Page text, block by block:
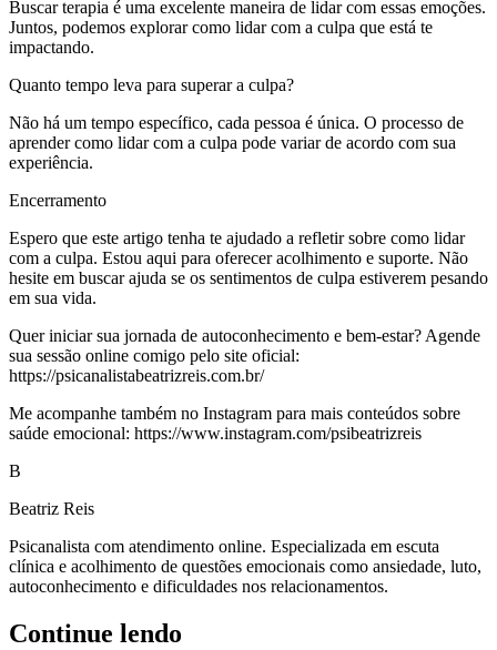
Buscar terapia é uma excelente maneira de lidar com essas emoções.
Juntos, podemos explorar como lidar com a culpa que está te
impactando.
Quanto tempo leva para superar a culpa?
Não há um tempo específico, cada pessoa é única. O processo de
aprender como lidar com a culpa pode variar de acordo com sua
experiência.
Encerramento
Espero que este artigo tenha te ajudado a refletir sobre como lidar
com a culpa. Estou aqui para oferecer acolhimento e suporte. Não
hesite em buscar ajuda se os sentimentos de culpa estiverem pesando
em sua vida.
Quer iniciar sua jornada de autoconhecimento e bem-estar? Agende
sua sessão online comigo pelo site oficial:
https://psicanalistabeatrizreis.com.br/
Me acompanhe também no Instagram para mais conteúdos sobre
saúde emocional: https://www.instagram.com/psibeatrizreis
B
Beatriz Reis
Psicanalista com atendimento online. Especializada em escuta
clínica e acolhimento de questões emocionais como ansiedade, luto,
autoconhecimento e dificuldades nos relacionamentos.
Continue lendo